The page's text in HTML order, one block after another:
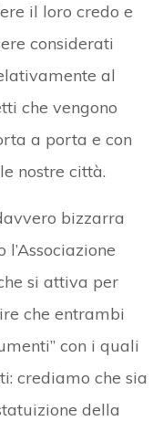
il loro credo e
considerati
al
che vengono
a porta e con
nostre città.
bizzarra
si attiva per
che entrambi
con i quali
crediamo che sia
della